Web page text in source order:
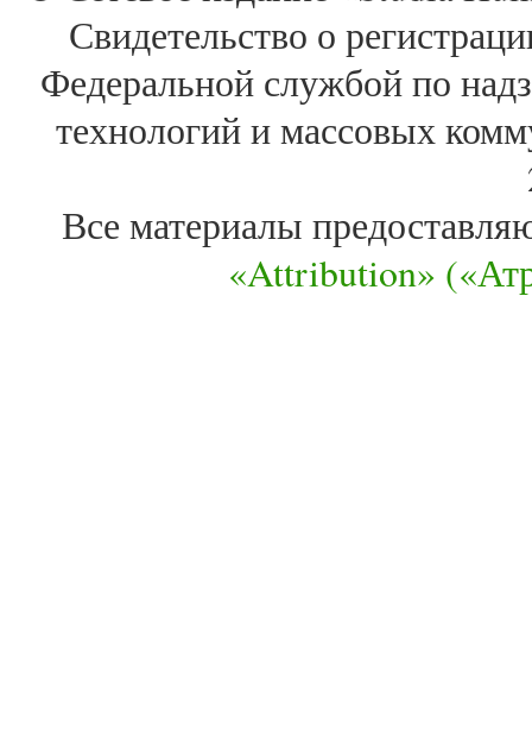
Свидетельство о
Федеральной службой по
технологий и массовых
Все материалы
«Attribution»